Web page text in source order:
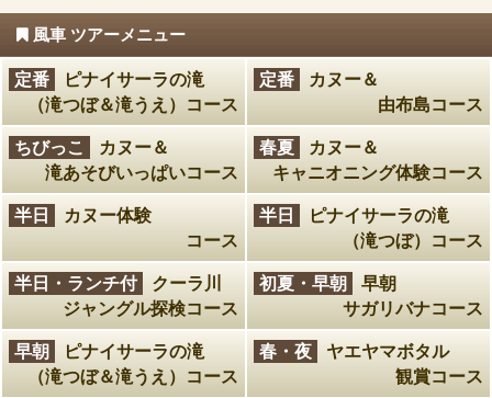
風車 ツアーメニュー
定番
ピナイサーラの滝
（滝つぼ＆滝うえ）コース
定番
カヌー＆
由布島コース
ちびっこ
カヌー＆
滝あそびいっぱいコース
春夏
カヌー＆
キャニオニング体験コース
半日
カヌー体験
コース
半日
ピナイサーラの滝
（滝つぼ）コース
半日・ランチ付
クーラ川
ジャングル探検コース
初夏・早朝
早朝
サガリバナコース
早朝
ピナイサーラの滝
（滝つぼ＆滝うえ）コース
春・夜
ヤエヤマボタル
観賞コース